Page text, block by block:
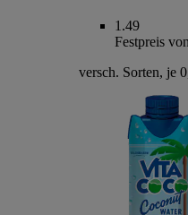
1.49
Festpreis
versch. Sorten, je